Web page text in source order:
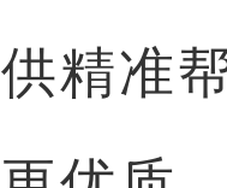
供精准